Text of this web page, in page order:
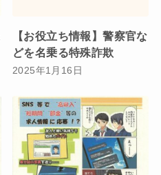
【お役立ち情報】警察官な
どを名乗る特殊詐欺
2025年1月16日